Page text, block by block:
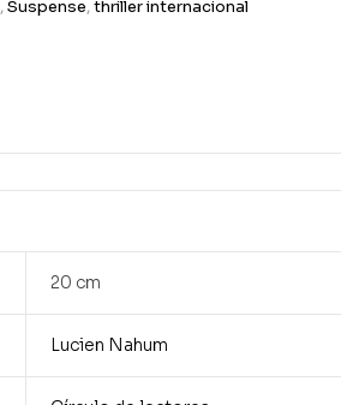
,Suspense,thriller internacional
20 cm
Lucien Nahum